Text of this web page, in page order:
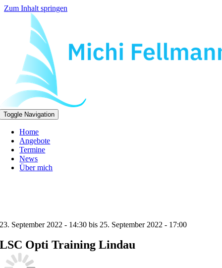
Zum Inhalt springen
Toggle Navigation
Home
Angebote
Termine
News
Über mich
23. September 2022 - 14:30 bis 25. September 2022 - 17:00
LSC Opti Training Lindau